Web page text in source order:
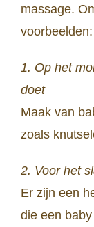
massage.
voorbeelden:
1. Op het
doet
Maak van
zoals
2. Voor het
Er zijn een
die een